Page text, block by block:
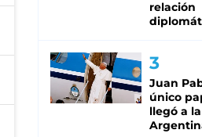
relación
Juan
único
llegó a la